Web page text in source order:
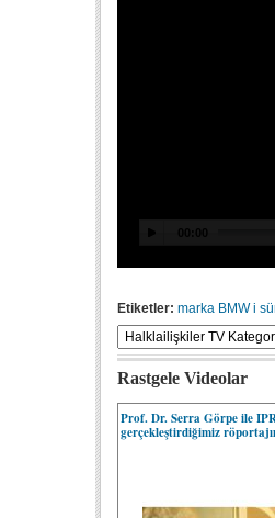
Etiketler: marka BMW i
Rastgele Videolar
Prof. Dr. Serra Görpe ile
gerçekleştirdiğimiz